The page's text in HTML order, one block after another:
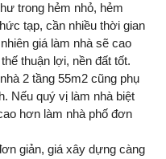
trong hẻm nhỏ, hẻm
tạp, cần nhiều thời gian
giá làm nhà sẽ cao
thuận lợi, nền đất tốt.
2 tầng 55m2 cũng phụ
Nếu quý vị làm nhà biệt
hơn làm nhà phố đơn
giản, giá xây dựng càng